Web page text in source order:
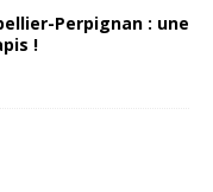
Perpignan : une
!